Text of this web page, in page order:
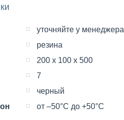
уточняйте у менеджера
резина
200 х 100 х 500
7
черный
от –50°С до +50°С